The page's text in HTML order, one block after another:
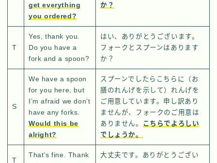
get everything
you ordered?
か？
T
Yes, thank you.
Do you have a
fork and a spoon?
はい、ありがとうございます。
フォークとスプーンはあります
か？
S
We have a spoon
for you here, but
I’m afraid we don’t
have any forks.
Would this be
alright?
スプーンでしたらこちらに（お
膳のれんげを示して）れんげを
ご用意しています。申し訳あり
ませんが、フォークのご用意は
ありません。
こちらでよろしい
でしょうか。
T
That’s fine. Thank
大丈夫です。ありがとうござい